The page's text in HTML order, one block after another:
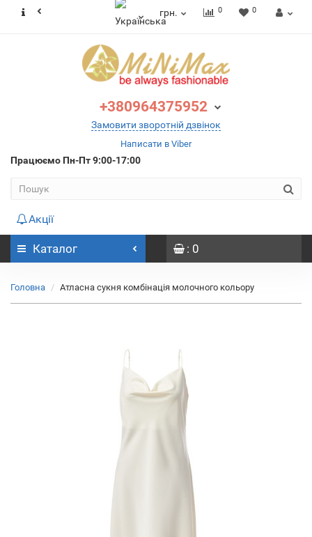
грн. 0 0
+380964375952
Замовити зворотній дзвінок
Написати в Viber
Працюємо Пн-Пт 9:00-17:00
Акції
Каталог : 0
Головна Атласна сукня комбінація молочного кольору